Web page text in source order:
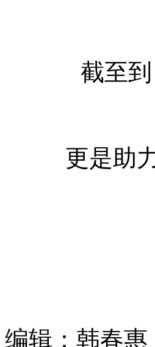
截至
更是助
编辑：韩春